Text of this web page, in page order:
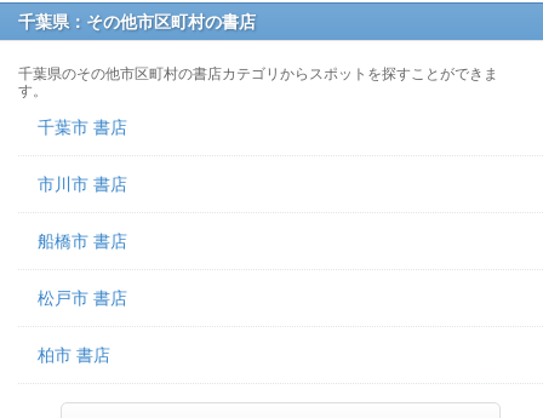
千葉県：その他市区町村の書店
千葉県のその他市区町村の書店カテゴリからスポットを探すことができま
す。
千葉市 書店
市川市 書店
船橋市 書店
松戸市 書店
柏市 書店